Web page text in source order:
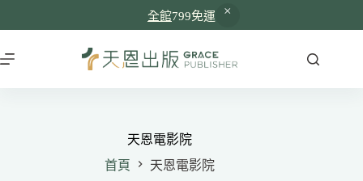
全館799免運
至
天恩電影院
首頁
天恩電影院